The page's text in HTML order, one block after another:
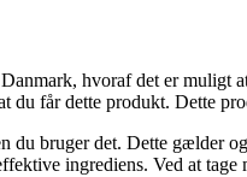
hvoraf det er muligt
du får dette produkt. Dette
du bruger det. Dette gælder
ingrediens. Ved at